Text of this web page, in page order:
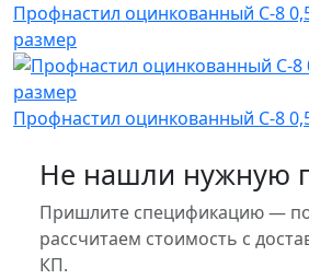
Профнастил оцинкованный С-8
размер
Профнастил оцинкованный С-8
Не нашли нужную
Пришлите спецификацию —
рассчитаем стоимость с
КП.